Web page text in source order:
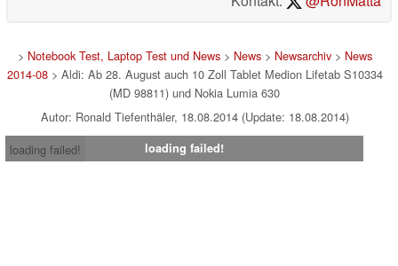
> Notebook Test, Laptop Test und News> News> Newsarchiv> News
2014-08> Aldi: Ab 28. August auch 10 Zoll Tablet Medion Lifetab S10334
(MD 98811) und Nokia Lumia 630
Autor: Ronald Tiefenthäler, 18.08.2014 (Update: 18.08.2014)
loading failed!
loading failed!